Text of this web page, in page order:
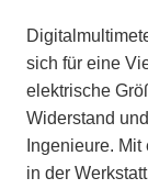
sich für eine
elektrische
Widerstand
Ingenieure.
in der